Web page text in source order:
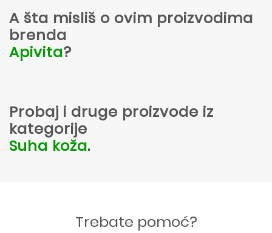
A šta misliš o ovim proizvodima
brenda
Apivita?
Probaj i druge proizvode iz
kategorije
Suha koža.
Trebate pomoć?